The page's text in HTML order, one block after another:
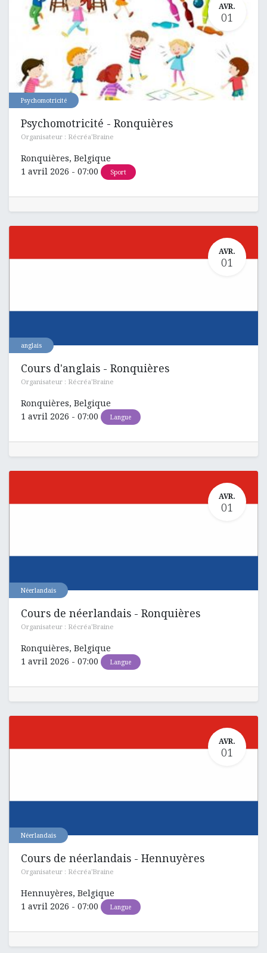
AVR.
01
Psychomotricité
Psychomotricité - Ronquières
Organisateur : Récréa'Braine
Ronquières, Belgique
1 avril 2026 - 07:00 Sport
AVR.
01
anglais
Cours d'anglais - Ronquières
Organisateur : Récréa'Braine
Ronquières, Belgique
1 avril 2026 - 07:00 Langue
AVR.
01
Néerlandais
Cours de néerlandais - Ronquières
Organisateur : Récréa'Braine
Ronquières, Belgique
1 avril 2026 - 07:00 Langue
AVR.
01
Néerlandais
Cours de néerlandais - Hennuyères
Organisateur : Récréa'Braine
Hennuyères, Belgique
1 avril 2026 - 07:00 Langue